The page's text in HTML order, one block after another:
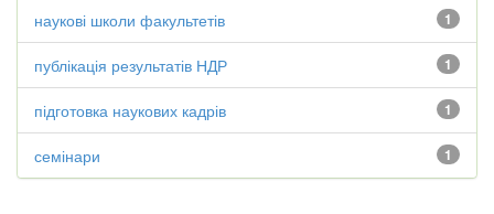
1
наукові школи факультетів
1
публікація результатів НДР
1
підготовка наукових кадрів
1
семінари